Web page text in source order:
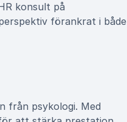
konsult på
förankrat i både
från psykologi. Med